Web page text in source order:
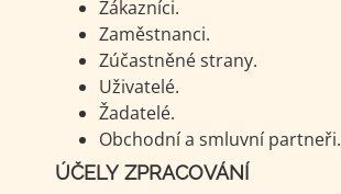
Zákazníci.
Zaměstnanci.
Zúčastněné strany.
Uživatelé.
Žadatelé.
Obchodní a smluvní partneři.
ÚČELY ZPRACOVÁNÍ